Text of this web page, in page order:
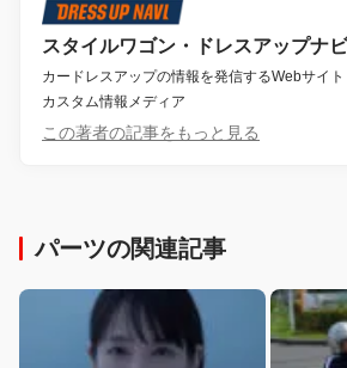
スタイルワゴン・ドレスアップナビ
カードレスアップの情報を発信するWebサイト
カスタム情報メディア
この著者の記事をもっと見る
パーツの関連記事